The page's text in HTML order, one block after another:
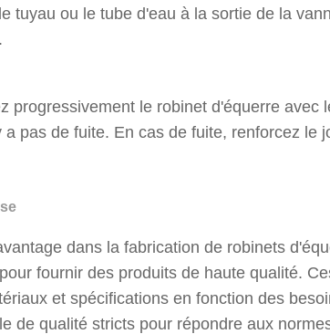
tuyau ou le tube d'eau à la sortie de la
progressivement le robinet d'équerre avec
pas de fuite. En cas de fuite, renforcez le
dans la fabrication de robinets
fournir des produits de haute qualité.
et spécifications en fonction des
de qualité stricts pour répondre aux